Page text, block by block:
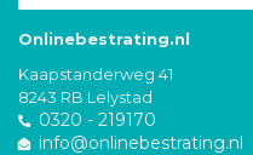
Onlinebestrating.nl
Kaapstanderweg 41
8243 RB Lelystad
0320 - 219170
info@onlinebestrating.nl